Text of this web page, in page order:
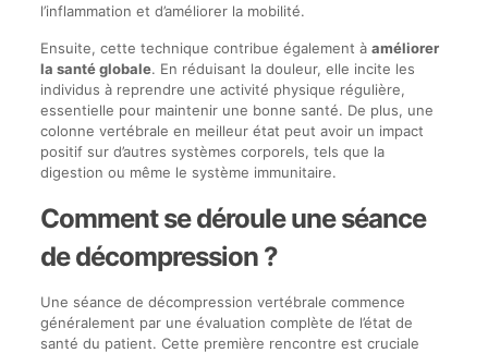
l’inflammation et d’améliorer la mobilité.
Ensuite, cette technique contribue également à améliorer
la santé globale. En réduisant la douleur, elle incite les
individus à reprendre une activité physique régulière,
essentielle pour maintenir une bonne santé. De plus, une
colonne vertébrale en meilleur état peut avoir un impact
positif sur d’autres systèmes corporels, tels que la
digestion ou même le système immunitaire.
Comment se déroule une séance
de décompression ?
Une séance de décompression vertébrale commence
généralement par une évaluation complète de l’état de
santé du patient. Cette première rencontre est cruciale